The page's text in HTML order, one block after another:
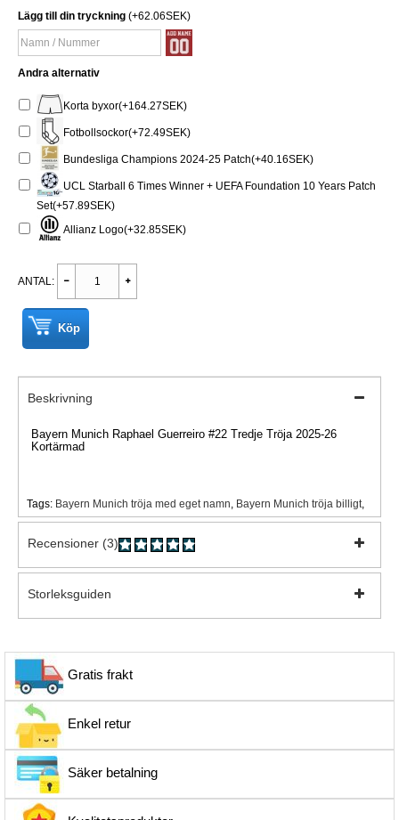
Lägg till din tryckning (+62.06SEK)
Andra alternativ
Korta byxor(+164.27SEK)
Fotbollsockor(+72.49SEK)
Bundesliga Champions 2024-25 Patch(+40.16SEK)
UCL Starball 6 Times Winner + UEFA Foundation 10 Years Patch
Set(+57.89SEK)
Allianz Logo(+32.85SEK)
ANTAL:
Köp
Beskrivning
Bayern Munich Raphael Guerreiro #22 Tredje Tröja 2025-26
Kortärmad
Tags: Bayern Munich tröja med eget namn Bayern Munich tröja billigt
Recensioner (3)
Storleksguiden
Gratis frakt
Enkel retur
Säker betalning